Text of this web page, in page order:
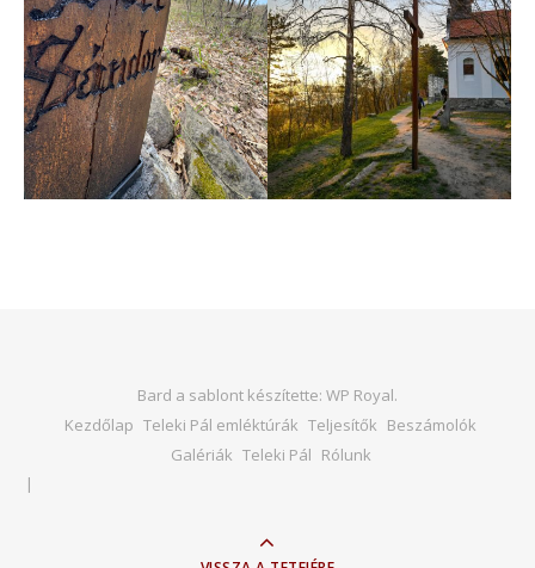
Bard a sablont készítette: WP Royal.
Kezdőlap Teleki Pál emléktúrák Teljesítők Beszámolók
Galériák Teleki Pál Rólunk